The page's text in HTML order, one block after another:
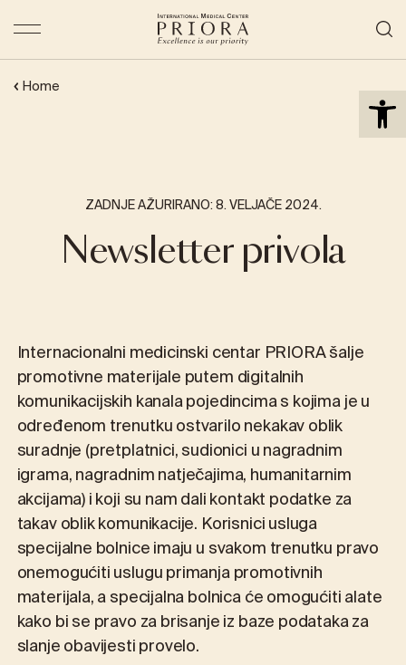
Home
ZADNJE AŽURIRANO: 8. VELJAČE 2024.
Newsletter privola
Internacionalni medicinski centar PRIORA šalje
promotivne materijale putem digitalnih
komunikacijskih kanala pojedincima s kojima je u
određenom trenutku ostvarilo nekakav oblik
suradnje (pretplatnici, sudionici u nagradnim
igrama, nagradnim natječajima, humanitarnim
akcijama) i koji su nam dali kontakt podatke za
takav oblik komunikacije. Korisnici usluga
specijalne bolnice imaju u svakom trenutku pravo
onemogućiti uslugu primanja promotivnih
materijala, a specijalna bolnica će omogućiti alate
kako bi se pravo za brisanje iz baze podataka za
slanje obavijesti provelo.